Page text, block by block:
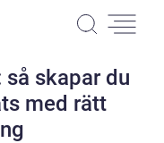
skapar du
med rätt